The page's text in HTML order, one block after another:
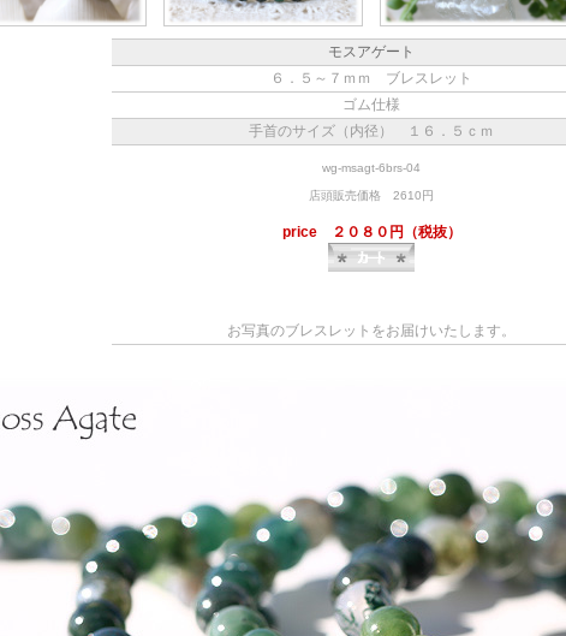
モスアゲート
６．５～７ｍｍ ブレスレット
ゴム仕様
手首のサイズ（内径） １６．５ｃｍ
wg-msagt-6brs-04
店頭販売価格 2610円
price ２０８０円（税抜）
お写真のブレスレットをお届けいたします。